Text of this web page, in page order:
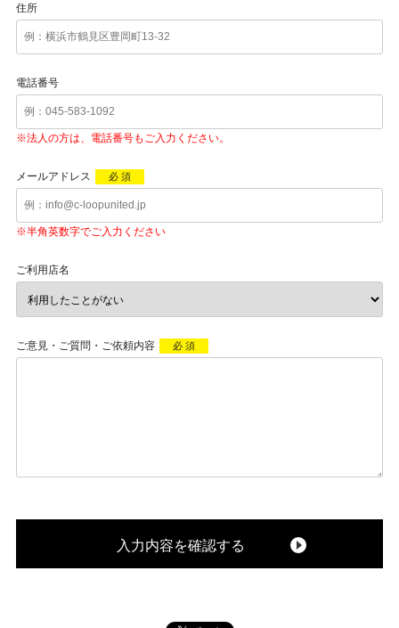
住所
電話番号
※法人の方は、電話番号もご入力ください。
メールアドレス 必 須
※半角英数字でご入力ください
ご利用店名
ご意見・ご質問・ご依頼内容 必 須